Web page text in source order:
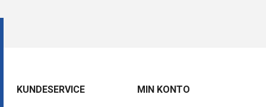
KUNDESERVICE MIN KONTO